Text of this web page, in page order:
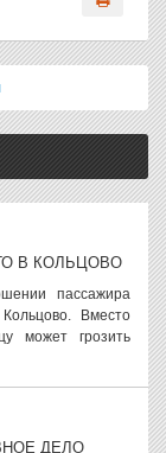
В КОЛЬЦОВО
пассажира
Вместо
может грозить
ДЕЛО